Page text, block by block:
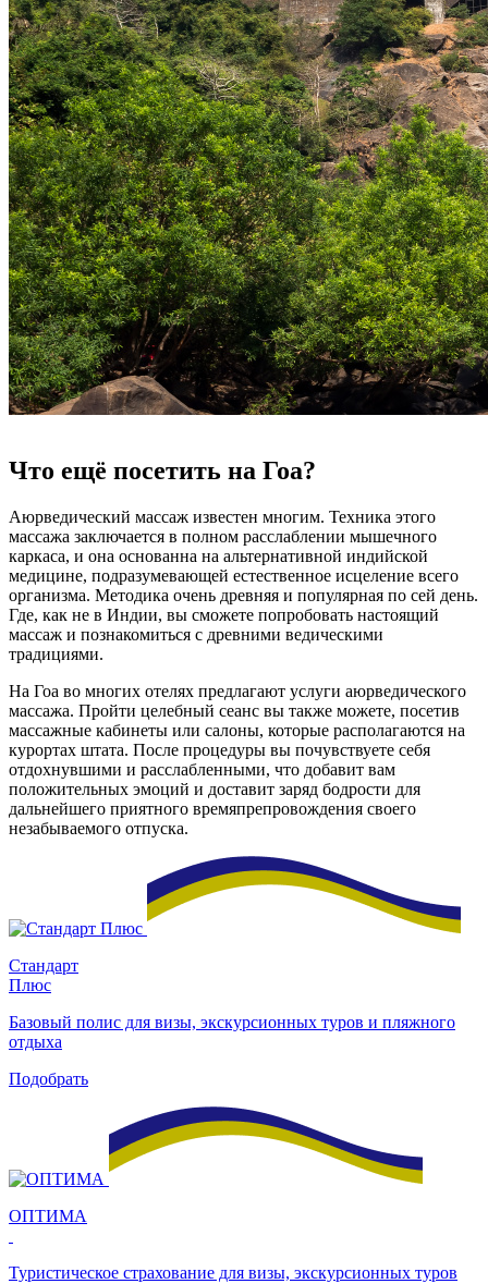
Что ещё посетить на Гоа?
Аюрведический массаж известен многим. Техника этого
массажа заключается в полном расслаблении мышечного
каркаса, и она основанна на альтернативной индийской
медицине, подразумевающей естественное исцеление всего
организма. Методика очень древняя и популярная по сей день.
Где, как не в Индии, вы сможете попробовать настоящий
массаж и познакомиться с древними ведическими
традициями.
На Гоа во многих отелях предлагают услуги аюрведического
массажа. Пройти целебный сеанс вы также можете, посетив
массажные кабинеты или салоны, которые располагаются на
курортах штата. После процедуры вы почувствуете себя
отдохнувшими и расслабленными, что добавит вам
положительных эмоций и доставит заряд бодрости для
дальнейшего приятного времяпрепровождения своего
незабываемого отпуска.
Стандарт
Плюс
Базовый полис для визы, экскурсионных туров и пляжного
отдыха
Подобрать
ОПТИМА
Туристическое страхование для визы, экскурсионных туров